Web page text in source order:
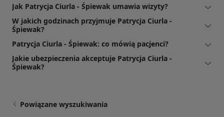
Jak Patrycja Ciurla - Śpiewak umawia wizyty?
W jakich godzinach przyjmuje Patrycja Ciurla -
Śpiewak?
Patrycja Ciurla - Śpiewak: co mówią pacjenci?
Jakie ubezpieczenia akceptuje Patrycja Ciurla -
Śpiewak?
Powiązane wyszukiwania